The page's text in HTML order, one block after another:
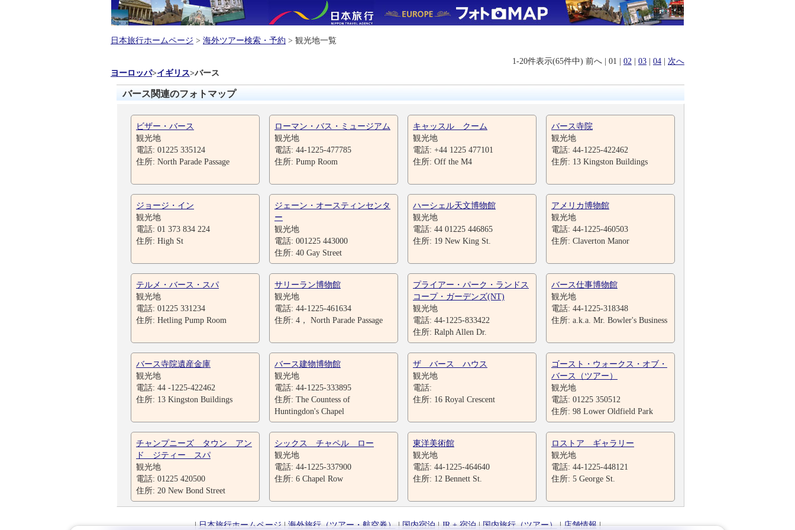
日本旅行ホームページ > 海外ツアー検索・予約 > 観光地一覧
1-20件表示(65件中) 前へ | 01 | 02 | 03 | 04 | 次へ
ヨーロッパ>イギリス>バース
バース関連のフォトマップ
ビザー・バース
観光地
電話: 01225 335124
住所: North Parade Passage
ローマン・バス・ミュージアム
観光地
電話: 44-1225-477785
住所: Pump Room
キャッスル クーム
観光地
電話: +44 1225 477101
住所: Off the M4
バース寺院
観光地
電話: 44-1225-422462
住所: 13 Kingston Buildings
ジョージ・イン
観光地
電話: 01 373 834 224
住所: High St
ジェーン・オースティンセンタ
ー
観光地
電話: 001225 443000
住所: 40 Gay Street
ハーシェル天文博物館
観光地
電話: 44 01225 446865
住所: 19 New King St.
アメリカ博物館
観光地
電話: 44-1225-460503
住所: Claverton Manor
テルメ・バース・スパ
観光地
電話: 01225 331234
住所: Hetling Pump Room
サリーラン博物館
観光地
電話: 44-1225-461634
住所: 4， North Parade Passage
プライアー・パーク・ランドス
コープ・ガーデンズ(NT)
観光地
電話: 44-1225-833422
住所: Ralph Allen Dr.
バース仕事博物館
観光地
電話: 44-1225-318348
住所: a.k.a. Mr. Bowler's Business
バース寺院遺産金庫
観光地
電話: 44 -1225-422462
住所: 13 Kingston Buildings
バース建物博物館
観光地
電話: 44-1225-333895
住所: The Countess of
Huntingdon's Chapel
ザ バース ハウス
観光地
電話:
住所: 16 Royal Crescent
ゴースト・ウォークス・オブ・
バース（ツアー）
観光地
電話: 01225 350512
住所: 98 Lower Oldfield Park
チャンプニーズ タウン アン
ド ジティー スパ
観光地
電話: 01225 420500
住所: 20 New Bond Street
シックス チャペル ロー
観光地
電話: 44-1225-337900
住所: 6 Chapel Row
東洋美術館
観光地
電話: 44-1225-464640
住所: 12 Bennett St.
ロストア ギャラリー
観光地
電話: 44-1225-448121
住所: 5 George St.
|日本旅行ホームページ|海外旅行（ツアー・航空券）|国内宿泊|JR + 宿泊|国内旅行（ツアー）|店舗情報|